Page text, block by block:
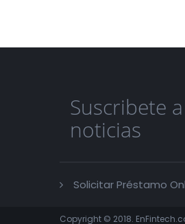
Suscribete
noticias
Solicitar Préstamo
Copyright © 2018.